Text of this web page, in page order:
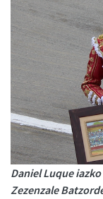
Daniel Luque
Zezenzale